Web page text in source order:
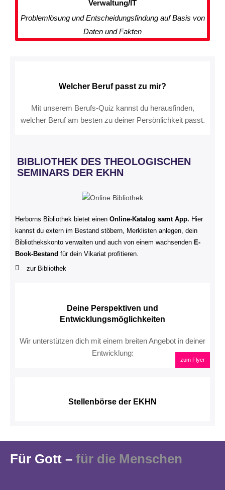
Verwaltung/IT
Problemlösung und Entscheidungsfindung auf Basis von
Daten und Fakten
Welcher Beruf passt zu mir?
Mit unserem Berufs-Quiz kannst du herausfinden,
welcher Beruf am besten zu deiner Persönlichkeit passt.
BIBLIOTHEK DES THEOLOGISCHEN
SEMINARS DER EKHN
Herborns Bibliothek bietet einen Online-Katalog samt App. Hier
kannst du extern im Bestand stöbern, Merklisten anlegen, dein
Bibliothekskonto verwalten und auch von einem wachsenden E-
Book-Bestand für dein Vikariat profitieren.
zur Bibliothek
Deine Perspektiven und
Entwicklungsmöglichkeiten
Wir unterstützen dich mit einem breiten Angebot in deiner
Entwicklung:
zum Flyer
Stellenbörse der EKHN
Für Gott – für die Menschen